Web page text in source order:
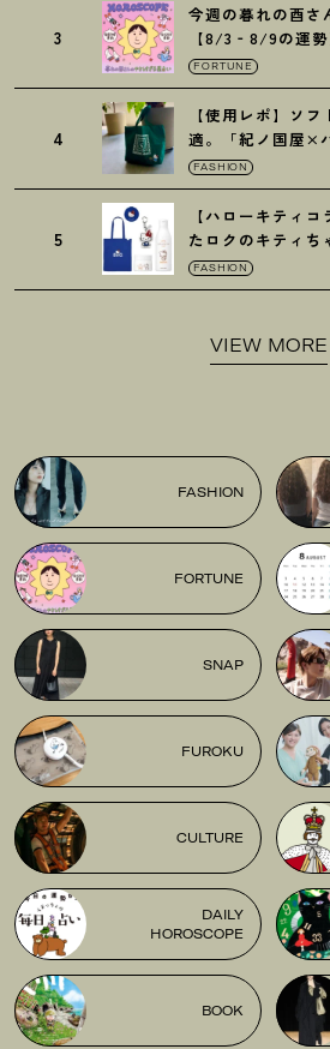
3
今週の暮れの酉さ
【8/3‐8/9の運勢
FORTUNE
4
【使用レポ】ソ
適。「紀ノ国屋×
がガシガシ使えて
FASHION
5
【ハローキティ
たロクのキティち
ゼの限定パケも
FASHION
VIEW MORE
FASHION
FORTUNE
SNAP
FUROKU
CULTURE
DAILY
HOROSCOPE
BOOK